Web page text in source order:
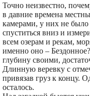
Точно неизвестно,
в давние времена
камерами, у них не
спуститься вниз и
всем озерам и рекам,
именно оно –
глубину своими,
Длинную веревку с
привязав груз к концу.
осталось.